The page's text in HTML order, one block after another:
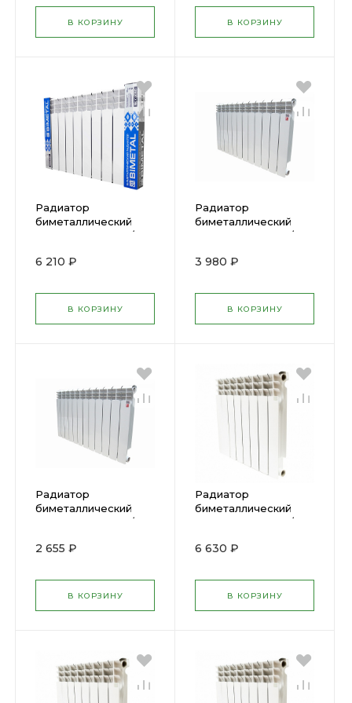
В КОРЗИНУ В КОРЗИНУ
Радиатор
биметаллический
BIMETAL STI 500/80
019606
6 210 ₽
В КОРЗИНУ
Радиатор
биметаллический
BIMETAL STI 500/80
3 980 ₽
В КОРЗИНУ
Радиатор
биметаллический
BIMETAL STI 500/80
2 655 ₽
В КОРЗИНУ
Радиатор
биметаллический
BIMETAL STI 500/80
6 630 ₽
В КОРЗИНУ